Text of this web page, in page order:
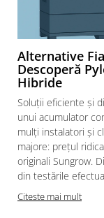
Alternative
Descoperă
Hibride
Soluții eficiente și
unui acumulator
mulți instalatori și
majore: prețul
originali Sungrow.
din testările
Citeste mai mult